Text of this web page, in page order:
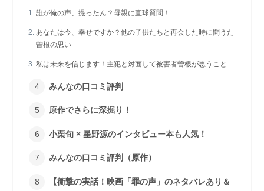
誰が俺の声、撮ったん？母親に直球質問！
あなたは今、幸せですか？他の子供たちと再会した時に問うた
曽根の思い
私は未来を信じます！主犯と対面して被害者曽根が思うこと
みんなの口コミ評判
原作でさらに深掘り！
小栗旬 × 星野源のインタビュー本も人気！
みんなの口コミ評判（原作）
【衝撃の実話！映画「罪の声」のネタバレあり＆